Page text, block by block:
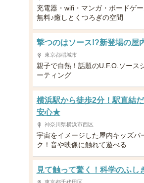
充電器・wifi・マンガ・ボードゲー
無料♪癒しとくつろぎの空間
撃つのはソース!?新登場の屋
東京都稲城市
親子で白熱！話題のU.F.O.ソース
ーティング
横浜駅から徒歩2分！駅直結
安心★
神奈川県横浜市西区
宇宙をイメージした屋内キッズパ
ク！音や映像に触れて遊べる
見て触って驚く！科学のふし